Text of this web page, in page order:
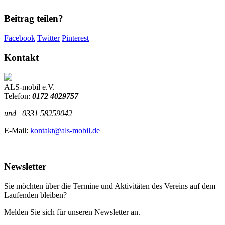
Beitrag teilen?
Facebook Twitter Pinterest
Kontakt
ALS-mobil e.V.
Telefon: 0172 4029757
und 0331 58259042
E-Mail: kontakt@als-mobil.de
Newsletter
Sie möchten über die Termine und Aktivitäten des Vereins auf dem
Laufenden bleiben?
Melden Sie sich für unseren Newsletter an.